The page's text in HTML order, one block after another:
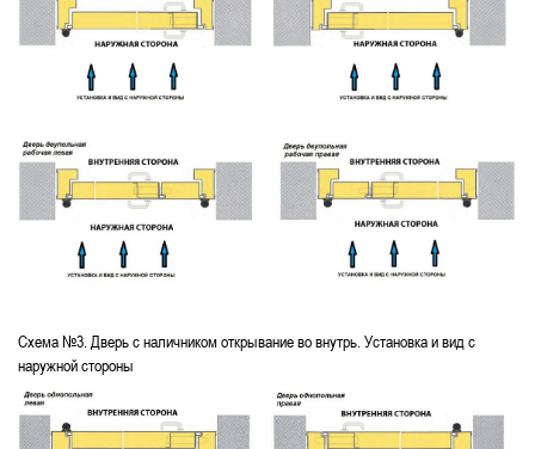
Схема №3. Дверь с наличником открывание во внутрь. Установка и вид с
наружной стороны